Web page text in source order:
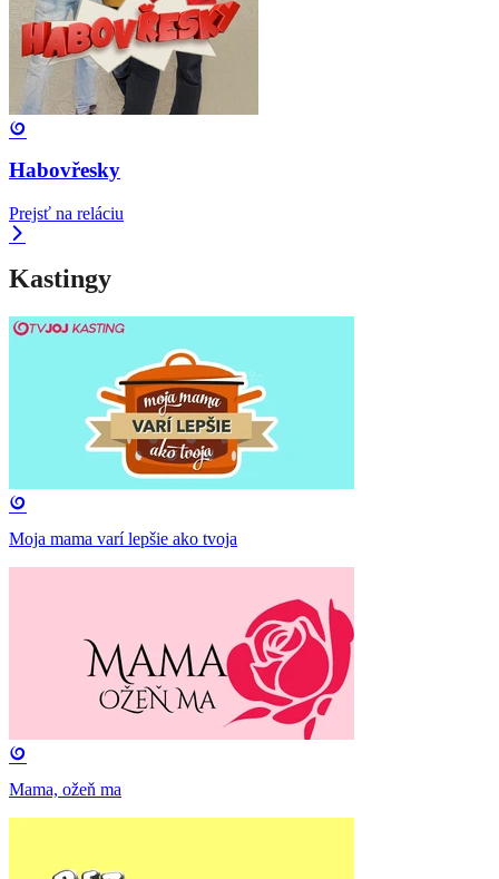
Habovřesky
Prejsť na reláciu
Kastingy
Moja mama varí lepšie ako tvoja
Mama, ožeň ma